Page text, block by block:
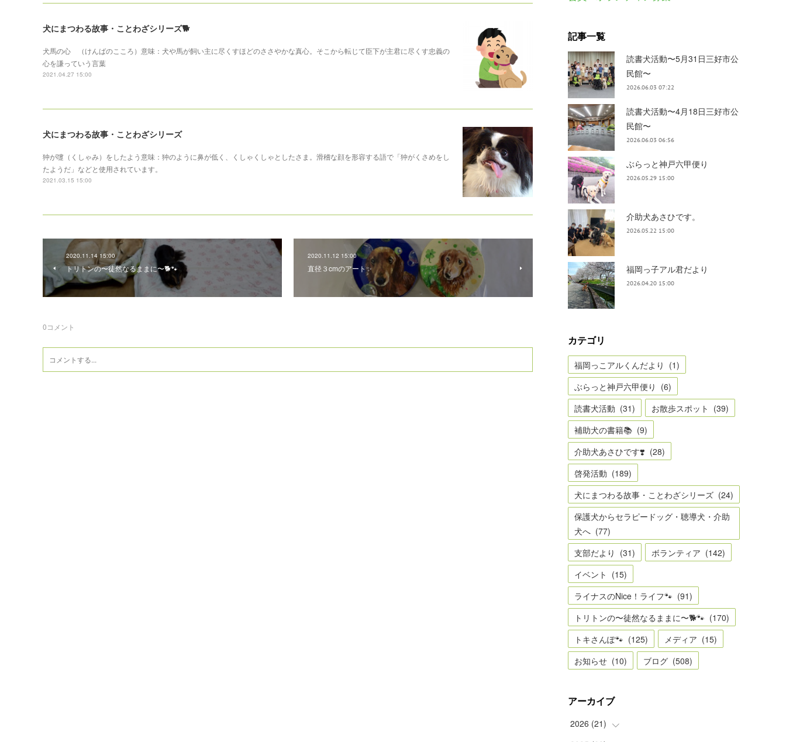
犬にまつわる故事・ことわざシリーズ🐕
犬馬の心 （けんばのこころ）意味：犬や馬が飼い主に尽くすほどのささやかな真心。そこから転じて臣下が主君に尽くす忠義の
心を謙っていう言葉
2021.04.27 15:00
犬にまつわる故事・ことわざシリーズ
狆が嚔（くしゃみ）をしたよう意味：狆のように鼻が低く、くしゃくしゃとしたさま。滑稽な顔を形容する語で「狆がくさめをし
たようだ」などと使用されています。
2021.03.15 15:00
2020.11.14 15:00
トリトンの〜徒然なるままに〜🐕🐾
2020.11.12 15:00
直径３cmのアート✨
0コメント
記事一覧
読書犬活動〜5月31日三好市公
民館〜
2026.06.03 07:22
読書犬活動〜4月18日三好市公
民館〜
2026.06.03 06:56
ぶらっと神戸六甲便り
2026.05.29 15:00
介助犬あさひです。
2026.05.22 15:00
福岡っ子アル君だより
2026.04.20 15:00
カテゴリ
福岡っこアルくんだより (1)
ぶらっと神戸六甲便り (6)
読書犬活動 (31) お散歩スポット (39)
補助犬の書籍📚 (9)
介助犬あさひです❣️ (28)
啓発活動 (189)
犬にまつわる故事・ことわざシリーズ (24)
保護犬からセラピードッグ・聴導犬・介助
犬へ (77)
支部だより (31) ボランティア (142)
イベント (15)
ライナスのNice！ライフ🐾 (91)
トリトンの〜徒然なるままに〜🐕🐾 (170)
トキさんぽ🐾 (125) メディア (15)
お知らせ (10) ブログ (508)
アーカイブ
2026 (21)